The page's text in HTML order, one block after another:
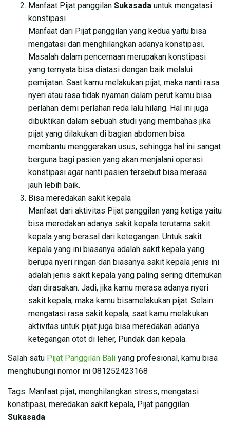
Manfaat Pijat panggilan Sukasada untuk mengatasi
konstipasi
Manfaat dari Pijat panggilan yang kedua yaitu bisa
mengatasi dan menghilangkan adanya konstipasi.
Masalah dalam pencernaan merupakan konstipasi
yang ternyata bisa diatasi dengan baik melalui
pemijatan. Saat kamu melakukan pijat, maka nanti rasa
nyeri atau rasa tidak nyaman dalam perut kamu bisa
perlahan demi perlahan reda lalu hilang. Hal ini juga
dibuktikan dalam sebuah studi yang membahas jika
pijat yang dilakukan di bagian abdomen bisa
membantu menggerakan usus, sehingga hal ini sangat
berguna bagi pasien yang akan menjalani operasi
konstipasi agar nanti pasien tersebut bisa merasa
jauh lebih baik.
Bisa meredakan sakit kepala
Manfaat dari aktivitas Pijat panggilan yang ketiga yaitu
bisa meredakan adanya sakit kepala terutama sakit
kepala yang berasal dari ketegangan. Untuk sakit
kepala yang ini biasanya adalah sakit kepala yang
berupa nyeri ringan dan biasanya sakit kepala jenis ini
adalah jenis sakit kepala yang paling sering ditemukan
dan dirasakan. Jadi, jika kamu merasa adanya nyeri
sakit kepala, maka kamu bisamelakukan pijat. Selain
mengatasi rasa sakit kepala, saat kamu melakukan
aktivitas untuk pijat juga bisa meredakan adanya
ketegangan otot di leher, Pundak dan kepala.
Salah satu Pijat Panggilan Bali yang profesional, kamu bisa
menghubungi nomor ini 081252423168
Tags: Manfaat pijat, menghilangkan stress, mengatasi
konstipasi, meredakan sakit kepala, Pijat panggilan
Sukasada